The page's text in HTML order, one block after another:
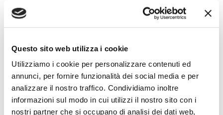
Questo sito web utilizza i cookie
Utilizziamo i cookie per personalizzare contenuti ed
annunci, per fornire funzionalità dei social media e per
analizzare il nostro traffico. Condividiamo inoltre
informazioni sul modo in cui utilizzi il nostro sito con i
nostri partner che si occupano di analisi dei dati web,
sorprese o ritardi. Servizio affidabile e professionale.
Negozio assolutamente consigliato, acqui..
Ciro Pio Donnarumma
4 mesi fa
★★★★★
Ho acquistato un Selmer Super Action 80 serie I da